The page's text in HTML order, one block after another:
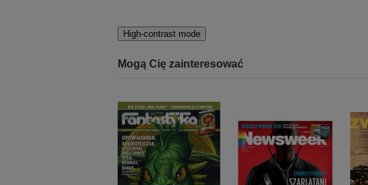
High-contrast mode
Mogą Cię zainteresować